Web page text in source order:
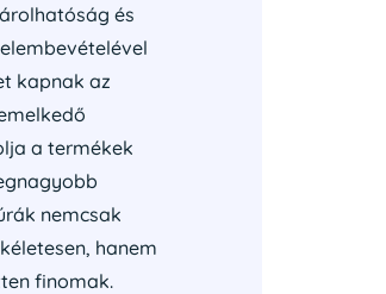
és
kapnak az
a termékek
nemcsak
hanem
finomak.